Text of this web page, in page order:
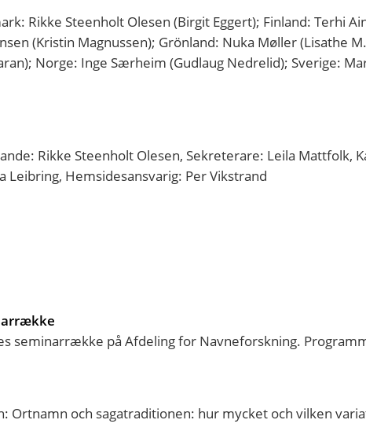
Rikke Steenholt Olesen (Birgit Eggert); Finland: Terhi
(Kristin Magnussen); Grönland: Nuka Møller (Lisathe
Norge: Inge Særheim (Gudlaug Nedrelid); Sverige:
Rikke Steenholt Olesen, Sekreterare: Leila Mattfolk,
Leibring, Hemsidesansvarig: Per Vikstrand
seminarrække på Afdeling for Navneforskning.
Ortnamn och sagatraditionen: hur mycket och vilken